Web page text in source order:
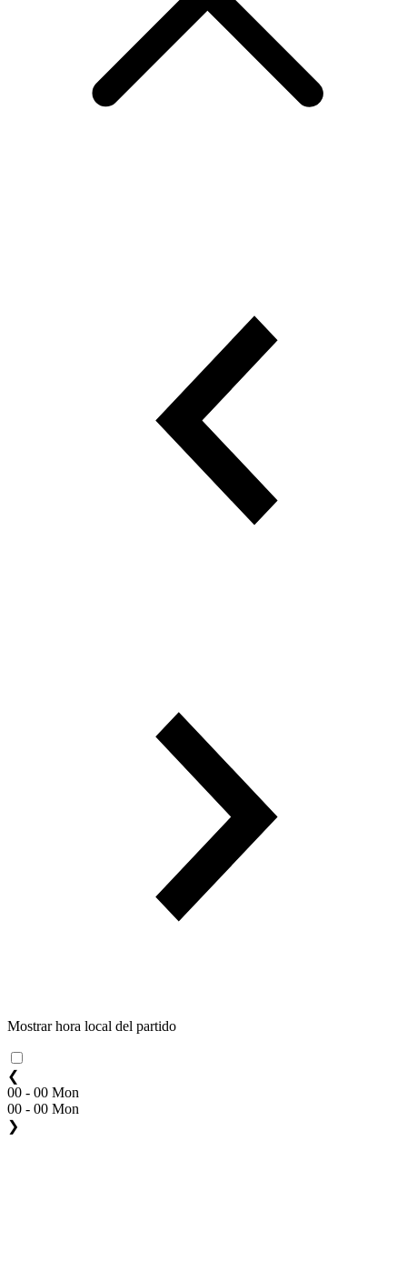
Mostrar hora local del partido
❮
00 - 00 Mon
00 - 00 Mon
❯